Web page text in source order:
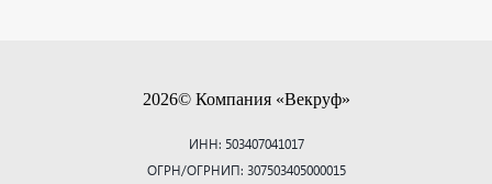
2026© Компания «Векруф»
ИНН: 503407041017
ОГРН/ОГРНИП: 307503405000015